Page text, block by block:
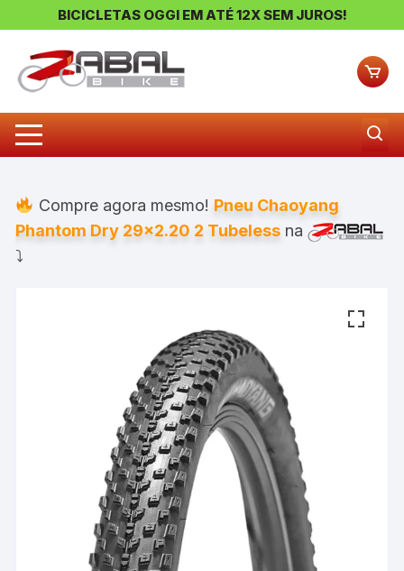
BICICLETAS OGGI EM ATÉ 12X SEM JUROS!
Compre agora mesmo! Pneu Chaoyang
Phantom Dry 29×2.20 2 Tubeless na
⤵